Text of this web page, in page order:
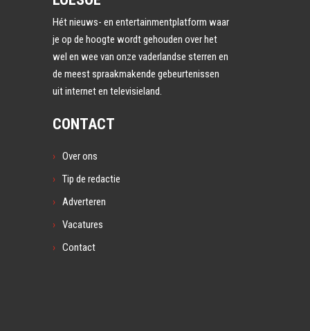
Hét nieuws- en entertainmentplatform waar
je op de hoogte wordt gehouden over het
wel en wee van onze vaderlandse sterren en
de meest spraakmakende gebeurtenissen
uit internet en televisieland.
CONTACT
Over ons
Tip de redactie
Adverteren
Vacatures
Contact